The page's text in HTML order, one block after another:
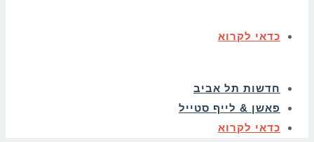
כדאי לקרוא
חדשות תל אביב
פאשן & לייף סטייל
כדאי לקרוא